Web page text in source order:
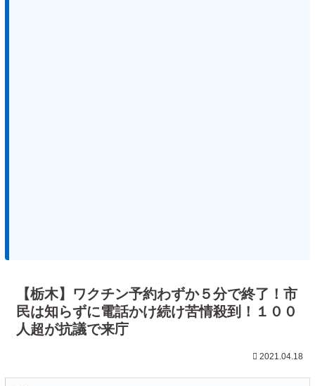
【栃木】ワクチン予約わずか５分で終了！市
民は知らずに電話かけ続け苦情殺到！１００
人超が抗議で来庁
2021.04.18